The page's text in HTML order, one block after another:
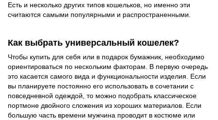
Есть и несколько других типов кошельков, но именно эти
считаются самыми популярными и распространенными.
Как выбрать универсальный кошелек?
Чтобы купить для себя или в подарок бумажник, необходимо
ориентироваться по нескольким факторам. В первую очередь
это касается самого вида и функциональности изделия. Если
вы планируете постоянно его использовать в сочетании с
повседневной одеждой, то можно подобрать классическое
портмоне двойного сложения из хороших материалов. Если
большую часть времени мужчина проводит в костюме или